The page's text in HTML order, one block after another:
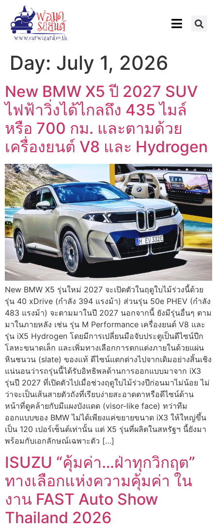
Day: July 1, 2026
New BMW X5 ปี 2027 SUV
ไฟฟ้าวิ่งได้ไกลถึง 435 ไมล์
หรือ 700 กม. และตามด้วย
เครื่องยนต์ V8 และ Hydrogen
New BMW X5 รุ่นใหม่ 2027 จะเปิดตัวในฤดูใบไม้ร่วงนี้ด้วย
รุ่น 40 xDrive (กำลัง 394 แรงม้า) ส่วนรุ่น 50e PHEV (กำลัง
483 แรงม้า) จะตามมาในปี 2027 นอกจากนี้ ยังมีรุ่นอื่นๆ ตาม
มาในภายหลัง เช่น รุ่น M Performance เครื่องยนต์ V8 และ
รุ่น iX5 Hydrogen โดยมีการเปลี่ยนมือจับประตูเป็นดีไซน์ปีก
โลหะขนาดเล็ก และเพิ่มทางเลือกการตกแต่งภายในด้วยแผ่น
หินชนวน (slate) ของแท้ ดีไซน์แตกต่างไปจากเดิมอย่างสิ้นเชิง
แน่นอนว่ารถรุ่นนี้ได้รับอิทธิพลด้านการออกแบบมาจาก iX3
รุ่นปี 2027 ที่เปิดตัวไปเมื่อช่วงฤดูใบไม้ร่วงปีก่อนมาไม่น้อย ไม่
ว่าจะเป็นเส้นสายตัวถังที่เรียบง่ายสะอาดตาหรือดีไซน์ด้าน
หน้าที่ดูคล้ายกับมีแผงบังแดด (visor-like face) ทว่าทีม
ออกแบบของ BMW ไม่ได้เพียงแค่ขยายขนาด iX3 ให้ใหญ่ขึ้น
เป็น 120 เปอร์เซ็นต์เท่านั้น แต่ X5 รุ่นที่ผลิตในสหรัฐฯ นี้ยังมา
พร้อมกับเอกลักษณ์เฉพาะตัว […]
ISUZU “คุ้มค่า…ฝ่าทุกวิกฤต”
ทางเลือกแห่งความคุ้มค่า ใน
งาน FAST Auto Show
Thailand 2026